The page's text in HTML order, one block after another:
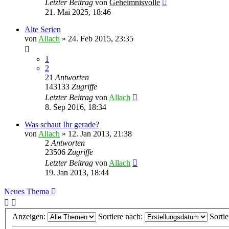
Letzter Beitrag von Geheimnisvolle
21. Mai 2025, 18:46
Alte Serien
vonAllach » 24. Feb 2015, 23:35
1
2
21Antworten
143133 Zugriffe
Letzter Beitrag vonAllach
8. Sep 2016, 18:34
Was schaut Ihr gerade?
vonAllach » 12. Jan 2013, 21:38
2Antworten
23506 Zugriffe
Letzter Beitrag vonAllach
19. Jan 2013, 18:44
Neues Thema
Anzeigen: Sortiere nach: